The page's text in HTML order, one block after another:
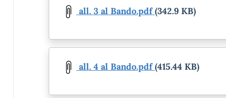
all. 3 al Bando.pdf(342.9 KB)
all. 4 al Bando.pdf(415.44 KB)